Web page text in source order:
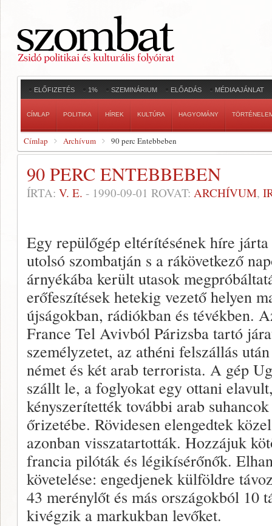
ELŐFIZETÉS 1% SZEMINÁRIUM ELŐADÁS MÉDIAAJÁNLAT
CÍMLAP POLITIKA HÍREK KULTÚRA HAGYOMÁNY
Címlap Archívum 90 perc Entebbeben
90 PERC ENTEBBEBEN
ÍRTA: V. E. - 1990-09-01 ROVAT: ARCHÍVUM,
Egy repülőgép eltérítésének híre
utolsó szombatján s a rákövetkező
árnyékába került utasok
erőfeszítések hetekig vezető helyen
újságokban, rádiókban és tévékben.
France Tel Avivból Párizsba tartó
sze­mélyzetet, az athéni felszállás
német és két arab terrorista. A gép
szállt le, a fog­lyokat egy ottani
kényszerítették további arab
őrizetébe. Rövidesen elengedtek
azonban visszatartották. Hozzájuk
francia pilóták és légikísérőnők.
követelése: engedjenek külföld­re
43 merénylőt és más országokból 10
kivégzik a markukban levőket.